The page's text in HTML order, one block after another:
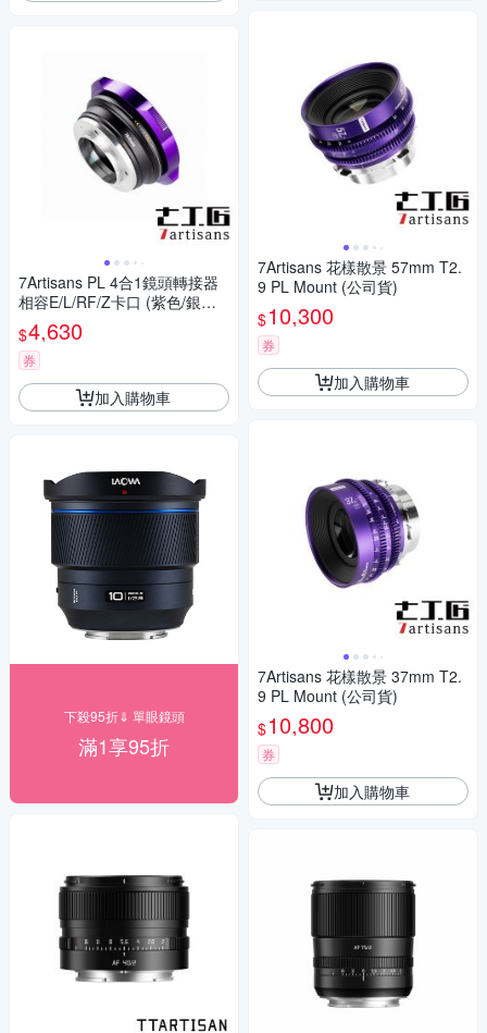
7Artisans PL 4合1鏡頭轉接器
相容E/L/RF/Z卡口 (紫色/銀色)
公司貨
$4,630
券
加入購物車
下殺95折⇓ 單眼鏡頭
滿1享95折
7Artisans 花樣散景 57mm T2.
9 PL Mount (公司貨)
$10,300
券
加入購物車
7Artisans 花樣散景 37mm T2.
9 PL Mount (公司貨)
$10,800
券
加入購物車